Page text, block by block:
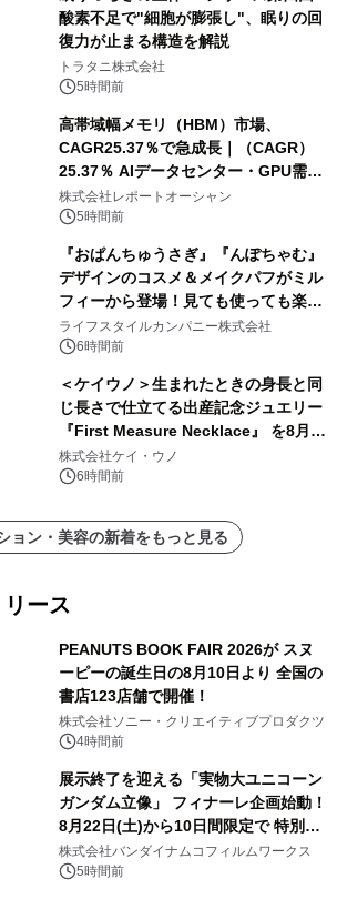
酸素不足で"細胞が膨張し"、眠りの回
復力が止まる構造を解説
トラタニ株式会社
5時間前
高帯域幅メモリ（HBM）市場、
CAGR25.37％で急成長｜（CAGR）
25.37％ AIデータセンター・GPU需要
拡大が2035年の市場成長を牽引
株式会社レポートオーシャン
5時間前
『おぱんちゅうさぎ』『んぽちゃむ』
デザインのコスメ＆メイクパフがミル
フィーから登場！見ても使っても楽し
い、ポップでキュートなコレクショ
ン。
ライフスタイルカンパニー株式会社
6時間前
＜ケイウノ＞生まれたときの身長と同
じ長さで仕立てる出産記念ジュエリー
『First Measure Necklace』 を8月14
日(金)に発売
株式会社ケイ・ウノ
6時間前
ョン・美容の新着をもっと見る
ース
PEANUTS BOOK FAIR 2026が スヌ
ーピーの誕生日の8月10日より 全国の
書店123店舗で開催！
株式会社ソニー・クリエイティブプロダクツ
4時間前
展示終了を迎える「実物大ユニコーン
ガンダム立像」 フィナーレ企画始動！
8月22日(土)から10日間限定で 特別映
像『UNICORN GUNDAM Statue ―
BEYOND POSSIBILITY ―』を上映！
株式会社バンダイナムコフィルムワークス
5時間前